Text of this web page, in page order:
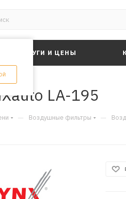
УСЛУГИ И ЦЕНЫ
LA-195
— Воздушные фильтры —